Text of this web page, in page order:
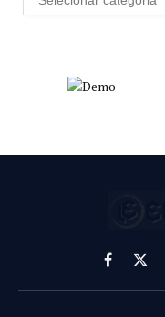
Facebook
X